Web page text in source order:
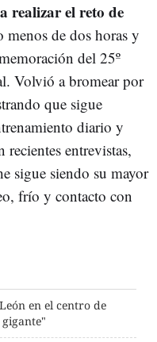
realizar el reto de
de dos horas y
del 25º
Volvió a bromear por
que sigue
diario y
entrevistas,
sigue siendo su mayor
frío y contacto con
en el centro de